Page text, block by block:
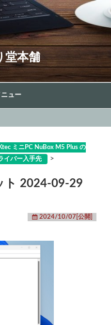
堂本舗
ニュー
ミニPC NuBox M5 Plus の
イバー入手先
>
ト 2024-09-29
2024/10/07[公開]